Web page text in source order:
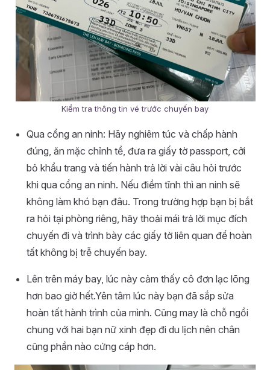
Kiểm tra thông tin vé trước chuyến bay
Qua cổng an ninh: Hãy nghiêm túc và chấp hành
đúng, ăn mặc chỉnh tề, đưa ra giấy tờ passport, cởi
bỏ khẩu trang và tiến hành trả lời vài câu hỏi trước
khi qua cổng an ninh. Nếu điềm tĩnh thì an ninh sẽ
không làm khó bạn đâu. Trong trường hợp bạn bị bắt
ra hỏi tại phòng riêng, hãy thoải mái trả lời mục đích
chuyến đi và trình bày các giấy tờ liên quan để hoàn
tất không bị trễ chuyến bay.
Lên trên máy bay, lúc này cảm thấy cô đơn lạc lõng
hơn bao giờ hết.Yên tâm lúc này bạn đã sắp sửa
hoàn tất hành trình của mình. Cũng may là chỗ ngồi
chung với hai bạn nữ xinh đẹp đi du lịch nên chân
cũng phần nào cứng cáp hơn.